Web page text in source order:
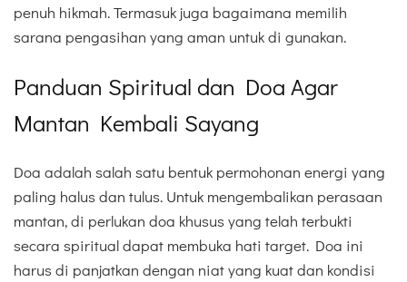
penuh hikmah. Termasuk juga bagaimana memilih
sarana pengasihan yang aman untuk di gunakan.
Panduan Spiritual dan Doa Agar
Mantan Kembali Sayang
Doa adalah salah satu bentuk permohonan energi yang
paling halus dan tulus. Untuk mengembalikan perasaan
mantan, di perlukan doa khusus yang telah terbukti
secara spiritual dapat membuka hati target. Doa ini
harus di panjatkan dengan niat yang kuat dan kondisi